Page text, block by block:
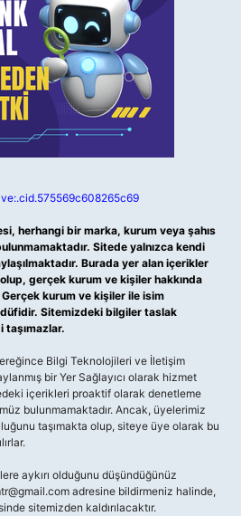
herhangi bir marka, kurum veya şahıs
Sitede yalnızca kendi
Burada yer alan içerikler
gerçek kurum ve kişiler hakkında
Gerçek kurum ve kişiler ile isim
Sitemizdeki bilgiler taslak
Bilgi Teknolojileri ve İletişim
bir Yer Sağlayıcı olarak hizmet
içerikleri proaktif olarak denetleme
bulunmamaktadır. Ancak, üyelerimiz
taşımakta olup, siteye üye olarak bu
aykırı olduğunu düşündüğünüz
adresine bildirmeniz halinde,
sitemizden kaldırılacaktır.